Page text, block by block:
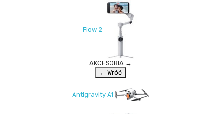
Flow 2
AKCESORIA →
← Wróć
Antigravity A1